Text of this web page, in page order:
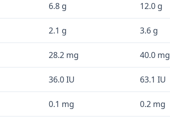
6.8 g 12.0 g
2.1 g 3.6 g
28.2 mg 40.0 mg
36.0 IU 63.1 IU
0.1 mg 0.2 mg